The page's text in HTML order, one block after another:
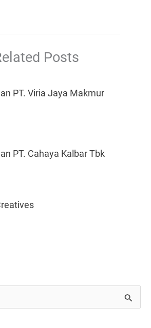
Posts
PT. Viria Jaya Makmur
PT. Cahaya Kalbar Tbk